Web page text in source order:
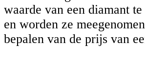
waarde van een diamant
en worden ze
bepalen van de prijs van